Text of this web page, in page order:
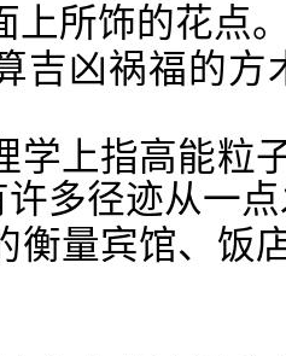
所饰的花点
吉凶祸福的方
上指高能粒
多径迹从一
量宾馆、饭